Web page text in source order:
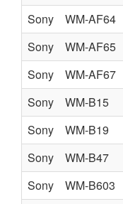
Sony
WM-AF64
Sony
WM-AF65
Sony
WM-AF67
Sony
WM-B15
Sony
WM-B19
Sony
WM-B47
Sony
WM-B603